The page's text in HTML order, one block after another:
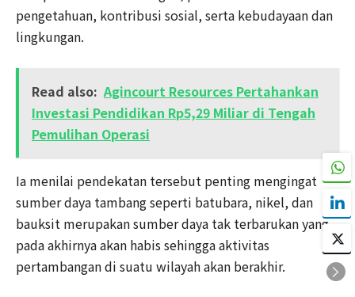
pengetahuan, kontribusi sosial, serta kebudayaan dan
lingkungan.
Read also: Agincourt Resources Pertahankan
Investasi Pendidikan Rp5,29 Miliar di Tengah
Pemulihan Operasi
Ia menilai pendekatan tersebut penting mengingat
sumber daya tambang seperti batubara, nikel, dan
bauksit merupakan sumber daya tak terbarukan yang
pada akhirnya akan habis sehingga aktivitas
pertambangan di suatu wilayah akan berakhir.